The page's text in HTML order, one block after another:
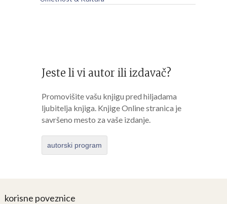
Jeste li vi autor ili izdavač?
Promovišite vašu knjigu pred hiljadama
ljubitelja knjiga. Knjige Online stranica je
savršeno mesto za vaše izdanje.
autorski program
korisne poveznice